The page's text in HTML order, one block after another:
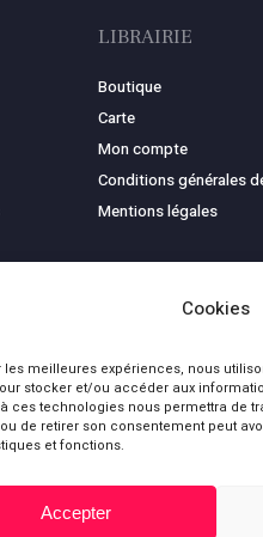
Cookies
les meilleures expériences, nous
stocker et/ou accéder aux
ces technologies nous permettra de
de retirer son consentement peut
et fonctions.
Accepter
le panier
LIBRAIRIE
Boutique
Carte
Mon compte
Conditions générales
Mentions légales